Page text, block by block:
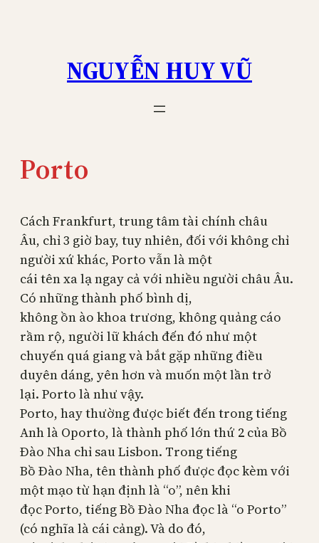
NGUYỄN HUY VŨ
Porto
Cách Frankfurt, trung tâm tài chính châu
Âu, chỉ 3 giờ bay, tuy nhiên, đối với không chỉ
người xứ khác, Porto vẫn là một
cái tên xa lạ ngay cả với nhiều người châu Âu.
Có những thành phố bình dị,
không ồn ào khoa trương, không quảng cáo
rầm rộ, người lữ khách đến đó như một
chuyến quá giang và bắt gặp những điều
duyên dáng, yên hơn và muốn một lần trở
lại. Porto là như vậy.
Porto, hay thường được biết đến trong tiếng
Anh là Oporto, là thành phố lớn thứ 2 của Bồ
Đào Nha chỉ sau Lisbon. Trong tiếng
Bồ Đào Nha, tên thành phố được đọc kèm với
một mạo từ hạn định là “o”, nên khi
đọc Porto, tiếng Bồ Đào Nha đọc là “o Porto”
(có nghĩa là cái cảng). Và do đó,